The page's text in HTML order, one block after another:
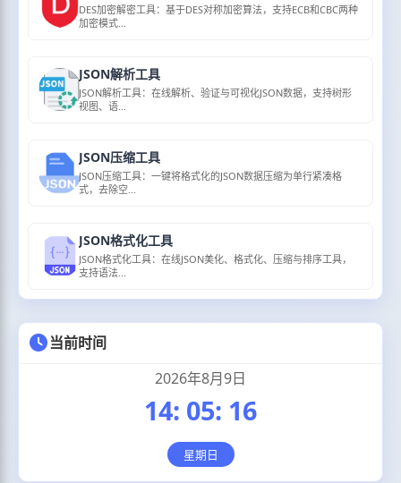
DES加密解密工具：基于DES对称加密算法，支持ECB和CBC两种
加密模式...
JSON解析工具
JSON解析工具：在线解析、验证与可视化JSON数据，支持树形
视图、语...
JSON压缩工具
JSON压缩工具：一键将格式化的JSON数据压缩为单行紧凑格
式，去除空...
JSON格式化工具
JSON格式化工具：在线JSON美化、格式化、压缩与排序工具，
支持语法...
当前时间
2026年8月9日
14: 05: 17
星期日